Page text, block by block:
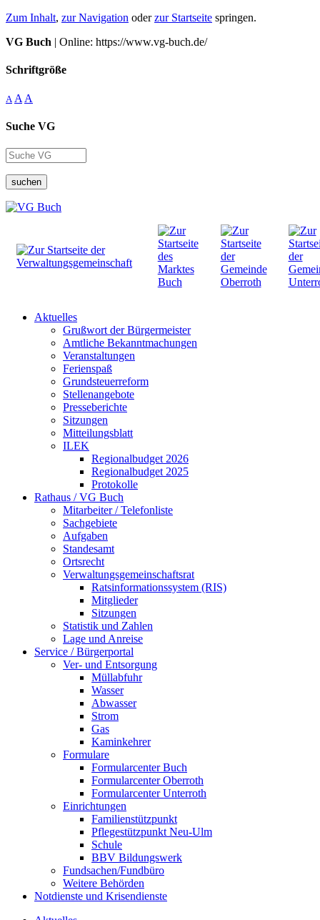
Zum Inhalt, zur Navigation oderzur Startseite springen.
VG Buch | Online: https://www.vg-buch.de/
Schriftgröße
A A A
Suche VG
suchen
Aktuelles
Grußwort der Bürgermeister
Amtliche Bekanntmachungen
Veranstaltungen
Ferienspaß
Grundsteuerreform
Stellenangebote
Presseberichte
Sitzungen
Mitteilungsblatt
ILEK
Regionalbudget 2026
Regionalbudget 2025
Protokolle
Rathaus / VG Buch
Mitarbeiter / Telefonliste
Sachgebiete
Aufgaben
Standesamt
Ortsrecht
Verwaltungsgemeinschaftsrat
Ratsinformationssystem (RIS)
Mitglieder
Sitzungen
Statistik und Zahlen
Lage und Anreise
Service / Bürgerportal
Ver- und Entsorgung
Müllabfuhr
Wasser
Abwasser
Strom
Gas
Kaminkehrer
Formulare
Formularcenter Buch
Formularcenter Oberroth
Formularcenter Unterroth
Einrichtungen
Familienstützpunkt
Pflegestützpunkt Neu-Ulm
Schule
BBV Bildungswerk
Fundsachen/Fundbüro
Weitere Behörden
Notdienste und Krisendienste